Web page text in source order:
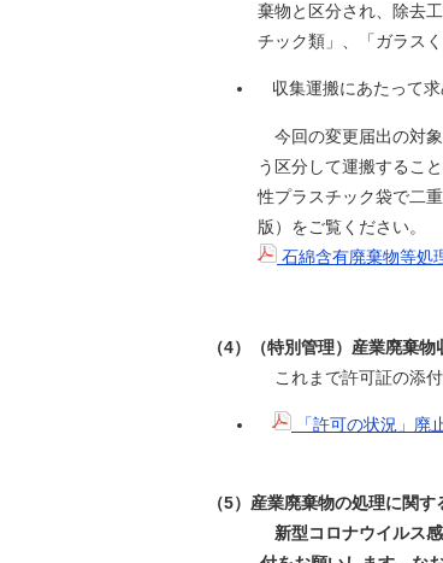
棄物と区分され、除去工
チック類」、「ガラスくず
収集運搬にあたって
今回の変更届出の対象とな
う区分して運搬することや
性プラスチック袋で二重に
版）をご覧ください。
石綿含有廃棄物等処
（4）（特別管理）産業廃棄
これまで許可証の添付資
「許可の状況」廃
（5）産業廃棄物の処理に関
新型コロナウイルス感